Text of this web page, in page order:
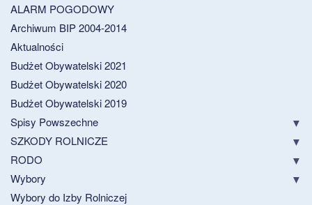
ALARM POGODOWY
Archiwum BIP 2004-2014
Aktualności
Budżet Obywatelski 2021
Budżet Obywatelski 2020
Budżet Obywatelski 2019
Spisy Powszechne
SZKODY ROLNICZE
RODO
Wybory
Wybory do Izby Rolniczej